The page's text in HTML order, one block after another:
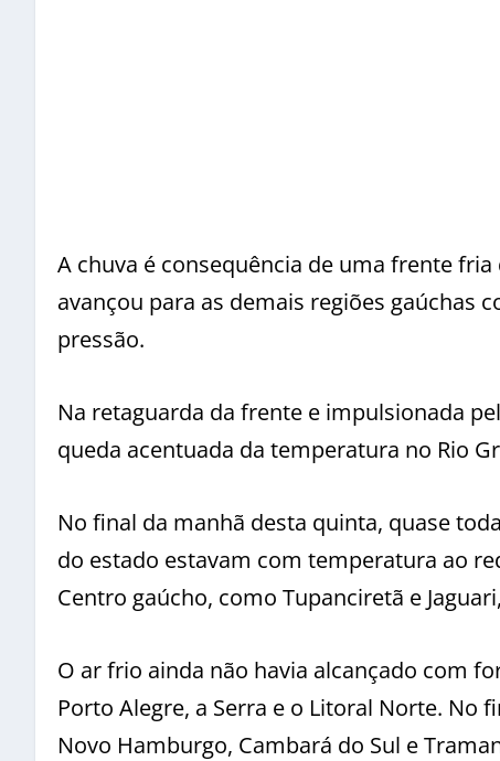
A chuva é consequência de uma frente
avançou para as demais regiões gaúchas
pressão.
Na retaguarda da frente e impulsionada
queda acentuada da temperatura no Rio
No final da manhã desta quinta, quase
do estado estavam com temperatura ao
Centro gaúcho, como Tupanciretã e
O ar frio ainda não havia alcançado com
Porto Alegre, a Serra e o Litoral Norte. No
Novo Hamburgo, Cambará do Sul e